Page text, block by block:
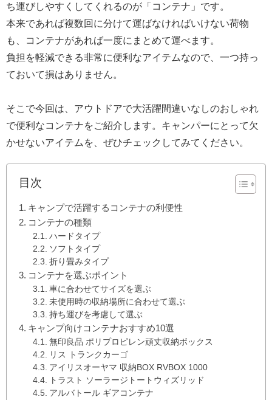
ち運びしやすくしてくれるのが「コンテナ」です。
本来であれば複数回に分けて運ばなければいけない荷物
も、コンテナがあれば一度にまとめて運べます。
負担を軽減できる非常に便利なアイテムなので、一つ持っ
ておいて損はありません。
そこで今回は、アウトドアで大活躍間違いなしのおしゃれ
で便利なコンテナをご紹介します。キャンパーにとって欠
かせないアイテムを、ぜひチェックしてみてください。
目次
キャンプで活躍するコンテナの利便性
コンテナの種類
ハードタイプ
ソフトタイプ
折り畳みタイプ
コンテナを選ぶポイント
車に合わせてサイズを選ぶ
未使用時の収納場所に合わせて選ぶ
持ち運びを考慮して選ぶ
キャンプ向けコンテナおすすめ10選
無印良品 ポリプロピレン頑丈収納ボックス
リス トランクカーゴ
アイリスオーヤマ 収納BOX RVBOX 1000
トラスト ソーラージトートウィズリッド
アルバトール ギアコンテナ